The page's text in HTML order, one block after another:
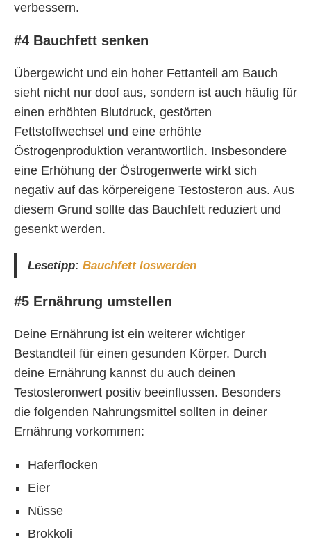
verbessern.
#4 Bauchfett senken
Übergewicht und ein hoher Fettanteil am Bauch
sieht nicht nur doof aus, sondern ist auch häufig für
einen erhöhten Blutdruck, gestörten
Fettstoffwechsel und eine erhöhte
Östrogenproduktion verantwortlich. Insbesondere
eine Erhöhung der Östrogenwerte wirkt sich
negativ auf das körpereigene Testosteron aus. Aus
diesem Grund sollte das Bauchfett reduziert und
gesenkt werden.
Lesetipp: Bauchfett loswerden
#5 Ernährung umstellen
Deine Ernährung ist ein weiterer wichtiger
Bestandteil für einen gesunden Körper. Durch
deine Ernährung kannst du auch deinen
Testosteronwert positiv beeinflussen. Besonders
die folgenden Nahrungsmittel sollten in deiner
Ernährung vorkommen:
Haferflocken
Eier
Nüsse
Brokkoli